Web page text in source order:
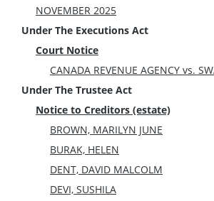
NOVEMBER 2025
Under The Executions Act
Court Notice
CANADA REVENUE AGENCY vs.
Under The Trustee Act
Notice to Creditors (estate)
BROWN, MARILYN JUNE
BURAK, HELEN
DENT, DAVID MALCOLM
DEVI, SUSHILA